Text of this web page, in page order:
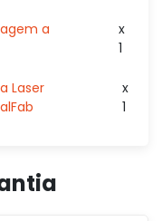
€ s/iva
a
x
1
Laser
x
1